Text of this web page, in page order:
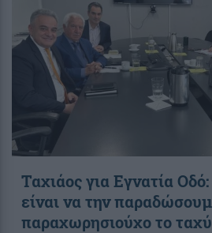
Ταχιάος για Εγνατία
είναι να την
παραχωρησιούχο το